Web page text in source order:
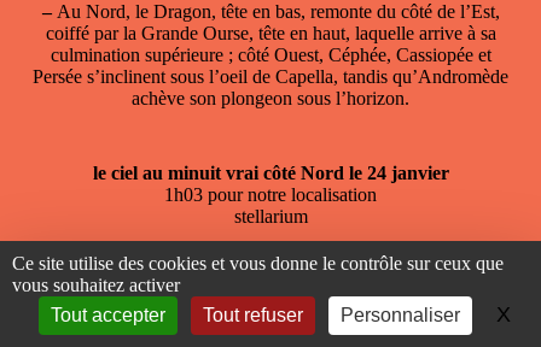
–Au Nord, le Dragon, tête en bas, remonte du côté de l’Est,
coiffé par la Grande Ourse, tête en haut, laquelle arrive à sa
culmination supérieure ; côté Ouest, Céphée, Cassiopée et
Persée s’inclinent sous l’oeil de Capella, tandis qu’Andromède
achève son plongeon sous l’horizon.
le ciel au minuit vrai côté Nord le 24 janvier
1h03 pour notre localisation
stellarium
Ce site utilise des cookies et vous donne le contrôle sur ceux que
vous souhaitez activer
Tout accepter
Tout refuser Personnaliser X